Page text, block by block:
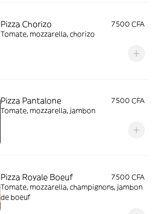
Pizza Chorizo
7 500 CFA
Tomate, mozzarella, chorizo
Pizza Pantalone
7 500 CFA
Tomate, mozzarella, jambon
Pizza Royale Boeuf
7 500 CFA
Tomate, mozzarella, champignons, jambon
de boeuf